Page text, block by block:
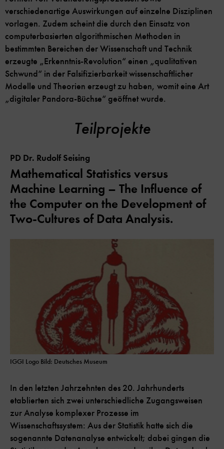
verschiedenartige Auswirkungen auf einzelne Disziplinen
vorlagen. Zudem scheint die durch den Einsatz von
computerbasierten algorithmischen Methoden in
bestimmten Bereichen der Wissenschaft und Technik
erzeugte „Erkenntnis-Revolution“ einen „qualitativen
Schwund“ in der Falsifizierbarkeit wissenschaftlicher
Modelle und Theorien erzeugt zu haben, womit eine Art
„digitaler Pandora-Büchse“ geöffnet wurde.
Teilprojekte
IGGI Logo Bild: Deutsches Museum
PD Dr. Rudolf Seising
Mathematical Statistics versus
Machine Learning – The Influence of
the Computer on the Development of
Two-Cultures of Data Analysis.
In den letzten Jahrzehnten des 20. Jahrhunderts
etablierten sich zwei unterschiedliche Zugangsweisen
zur Analyse komplexer Prozesse im
Wissenschaftssystem: Aus der Statistik hatte sich die
sogenannte Datenanalyse entwickelt; dabei gingen die